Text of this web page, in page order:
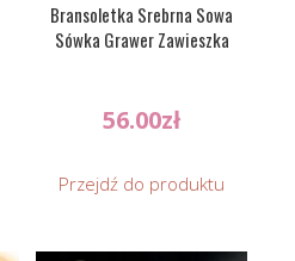
Bransoletka Srebrna Sowa
Sówka Grawer Zawieszka
56.00zł
Przejdź do produktu